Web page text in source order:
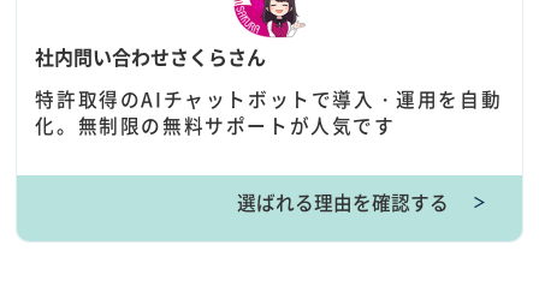
社内問い合わせさくらさん
特許取得のAIチャットボットで導入・運用を自動
化。無制限の無料サポートが人気です
選ばれる理由を確認する ＞